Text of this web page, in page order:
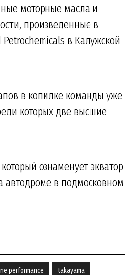
моторные масла и
произведенные в
в Калужской
в копилке команды уже
которых две высшие
который ознаменует экватор
автодроме в подмосковном
performance takayama